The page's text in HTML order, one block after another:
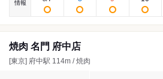
情報
焼肉 名門 府中店
[東京] 府中駅 114m / 焼肉